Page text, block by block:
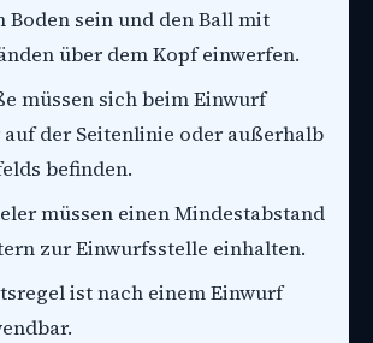
Boden sein und den Ball mit
über dem Kopf einwerfen.
müssen sich beim Einwurf
der Seitenlinie oder außerhalb
befinden.
müssen einen Mindestabstand
zur Einwurfsstelle einhalten.
ist nach einem Einwurf